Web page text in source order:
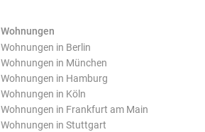
Wohnungen
Wohnungen in Berlin
Wohnungen in München
Wohnungen in Hamburg
Wohnungen in Köln
Wohnungen in Frankfurt am Main
Wohnungen in Stuttgart